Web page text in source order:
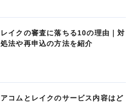
レイクの審査に落ちる10の理由｜対
処法や再申込の方法を紹介
アコムとレイクのサービス内容はど